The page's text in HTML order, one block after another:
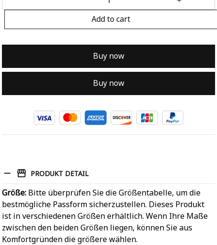
Add to cart
Buy now
Buy now
PRODUKT DETAIL
Größe: Bitte überprüfen Sie die Größentabelle, um die
bestmögliche Passform sicherzustellen. Dieses Produkt
ist in verschiedenen Größen erhältlich. Wenn Ihre Maße
zwischen den beiden Größen liegen, können Sie aus
Komfortgründen die größere wählen.